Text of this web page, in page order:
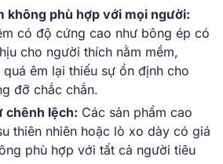
không phù hợp với mọi người:
có độ cứng cao như bông ép có
cho người thích nằm mềm,
êm lại thiếu sự ổn định cho
đỡ chắc chắn.
chênh lệch: Các sản phẩm cao
thiên nhiên hoặc lò xo dày có giá
phù hợp với tất cả người tiêu